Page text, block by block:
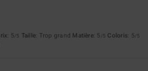
: 5/5 Taille: Trop grand Matière: 5 /5 Coloris: 5/5